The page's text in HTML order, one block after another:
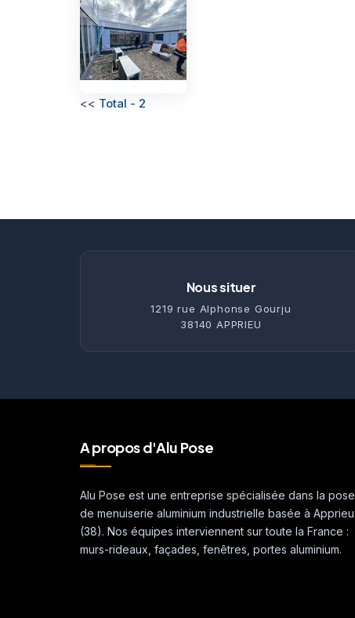
<< Total - 2
Nous situer
1219 rue Alphonse Gourju
38140 APPRIEU
A propos d'Alu Pose
Alu Pose est une entreprise spécialisée dans la pose
de menuiserie aluminium industrielle basée à Apprieu
(38). Nos équipes interviennent sur toute la France :
murs-rideaux, façades, fenêtres, portes aluminium.